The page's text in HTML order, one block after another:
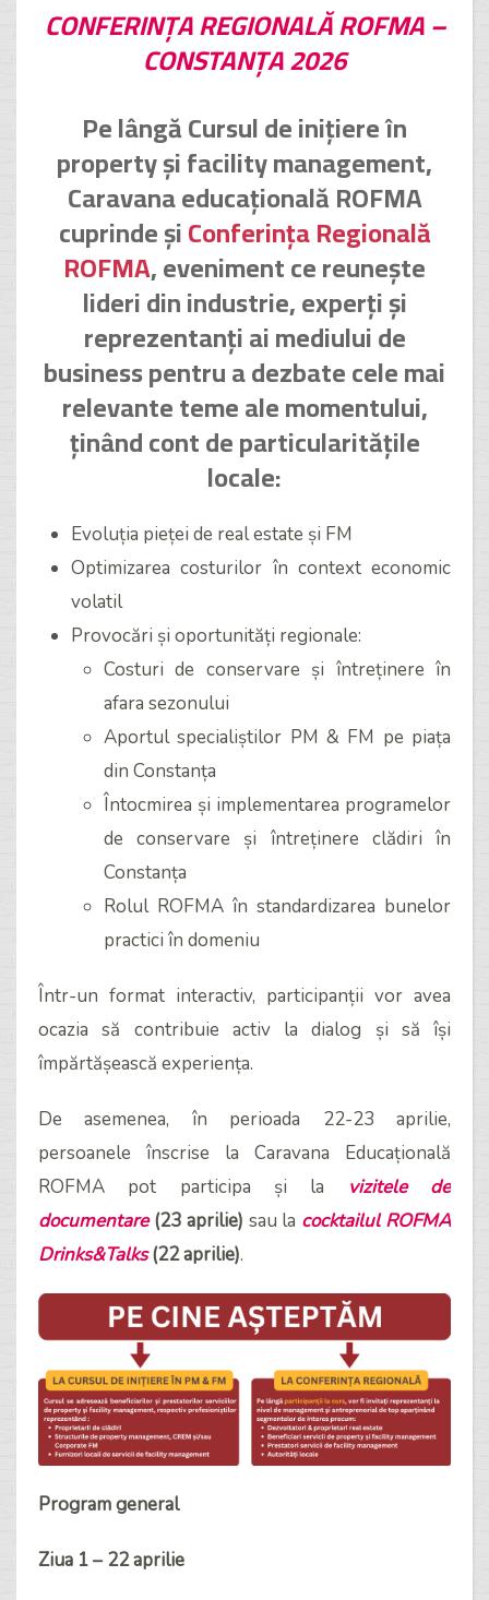
CONFERINȚA REGIONALĂ ROFMA –
CONSTANȚA 2026
Pe lângăCursul de inițiere în
property și facility management,
Caravana educațională ROFMA
cuprinde șiConferința Regională
ROFMA, eveniment ce reunește
lideri din industrie, experți și
reprezentanți ai mediului de
business pentru a dezbate cele mai
relevante teme ale momentului,
ținând cont de particularitățile
locale:
Evoluția pieței de real estate și FM
Optimizarea costurilor în context economic
volatil
Provocări și oportunități regionale:
Costuri de conservare și întreținere în
afara sezonului
Aportul specialiștilor PM & FM pe piața
din Constanța
Întocmirea și implementarea programelor
de conservare și întreținere clădiri în
Constanța
Rolul ROFMA în standardizarea bunelor
practici în domeniu
Într-un format interactiv, participanții vor avea
ocazia să contribuie activ la dialog și să își
împărtășească experiența.
De asemenea, în perioada 22-23 aprilie,
persoanele înscrise la Caravana Educațională
ROFMA pot participa și la
vizitele de
documentare(23 aprilie) sau la cocktailul ROFMA
Drinks&Talks(22 aprilie).
Program general
Ziua 1 – 22 aprilie